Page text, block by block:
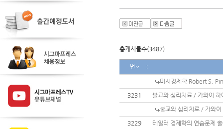
총게시물수(3487)
번호
미시경제학 Robert S.
3231
불교와 심리치료 / 가와이 하
불교와 심리치료 / 가와
3229
테일러 경제학의 연습문제